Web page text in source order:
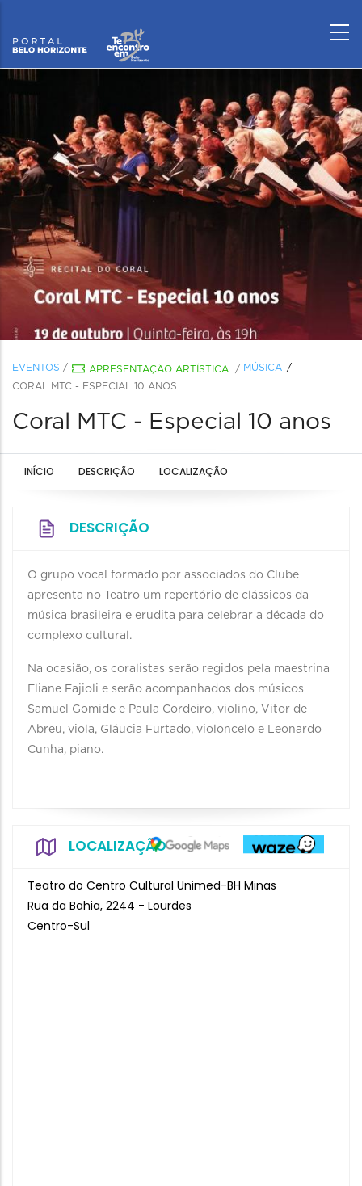
EVENTOS / APRESENTAÇÃO ARTÍSTICA / MÚSICA
CORAL MTC - ESPECIAL 10 ANOS
Coral MTC - Especial 10 anos
INÍCIO DESCRIÇÃO LOCALIZAÇÃO
DESCRIÇÃO
O grupo vocal formado por associados do Clube
apresenta no Teatro um repertório de clássicos da
música brasileira e erudita para celebrar a década do
complexo cultural.
Na ocasião, os coralistas serão regidos pela maestrina
Eliane Fajioli e serão acompanhados dos músicos
Samuel Gomide e Paula Cordeiro, violino, Vitor de
Abreu, viola, Gláucia Furtado, violoncelo e Leonardo
Cunha, piano.
LOCALIZAÇÃO
Teatro do Centro Cultural Unimed-BH Minas
Rua da Bahia, 2244 - Lourdes
Centro-Sul